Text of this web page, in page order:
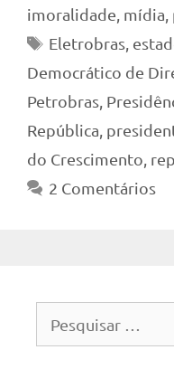
imoralidade, mídia,
Tags
Eletrobras,
Democrático de
Petrobras,
República,
do Crescimento,
2 Comentários
por: